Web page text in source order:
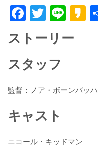
F
ac
e
b
o
k
T
w
itt
er
Li
e
K
ストーリー
スタッフ
監督：ノア・ボーンバッハ
キャスト
ニコール・キッドマン